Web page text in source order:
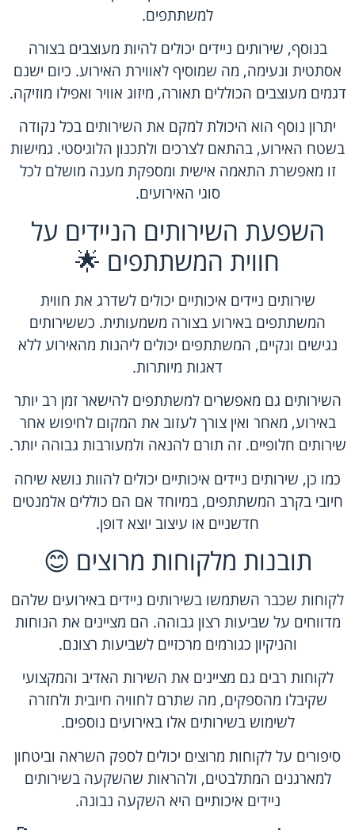
למשתתפים.
בנוסף, שירותים ניידים יכולים להיות מעוצבים בצורה
אסתטית ונעימה, מה שמוסיף לאווירת האירוע. כיום ישנם
דגמים מעוצבים הכוללים תאורה, מיזוג אוויר ואפילו מוזיקה.
יתרון נוסף הוא היכולת למקם את השירותים בכל נקודה
בשטח האירוע, בהתאם לצרכים ולתכנון הלוגיסטי. גמישות
זו מאפשרת התאמה אישית ומספקת מענה מושלם לכל
סוגי האירועים.
השפעת השירותים הניידים על
חווית המשתתפים 🌟
שירותים ניידים איכותיים יכולים לשדרג את חווית
המשתתפים באירוע בצורה משמעותית. כששירותים
נגישים ונקיים, המשתתפים יכולים ליהנות מהאירוע ללא
דאגות מיותרות.
השירותים גם מאפשרים למשתתפים להישאר זמן רב יותר
באירוע, מאחר ואין צורך לעזוב את המקום לחיפוש אחר
שירותים חלופיים. זה תורם להנאה ולמעורבות גבוהה יותר.
כמו כן, שירותים ניידים איכותיים יכולים להוות נושא שיחה
חיובי בקרב המשתתפים, במיוחד אם הם כוללים אלמנטים
חדשניים או עיצוב יוצא דופן.
תובנות מלקוחות מרוצים 😊
לקוחות שכבר השתמשו בשירותים ניידים באירועים שלהם
מדווחים על שביעות רצון גבוהה. הם מציינים את הנוחות
והניקיון כגורמים מרכזיים לשביעות רצונם.
לקוחות רבים גם מציינים את השירות האדיב והמקצועי
שקיבלו מהספקים, מה שתרם לחוויה חיובית ולחזרה
לשימוש בשירותים אלו באירועים נוספים.
סיפורים על לקוחות מרוצים יכולים לספק השראה וביטחון
למארגנים המתלבטים, ולהראות שהשקעה בשירותים
ניידים איכותיים היא השקעה נבונה.